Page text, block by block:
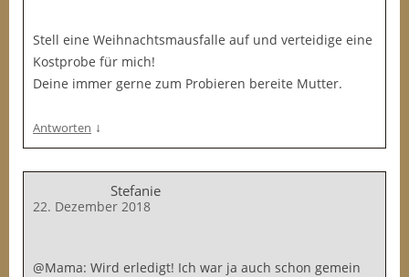
Stell eine Weihnachtsmausfalle auf und verteidige eine
Kostprobe für mich!
Deine immer gerne zum Probieren bereite Mutter.
Antworten ↓
Stefanie
22. Dezember 2018
@Mama: Wird erledigt! Ich war ja auch schon gemein